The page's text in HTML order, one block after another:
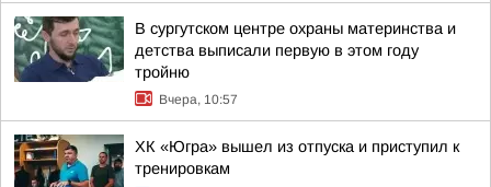
В сургутском центре охраны материнства и
детства выписали первую в этом году
тройню
Вчера, 10:57
ХК «Югра» вышел из отпуска и приступил к
тренировкам